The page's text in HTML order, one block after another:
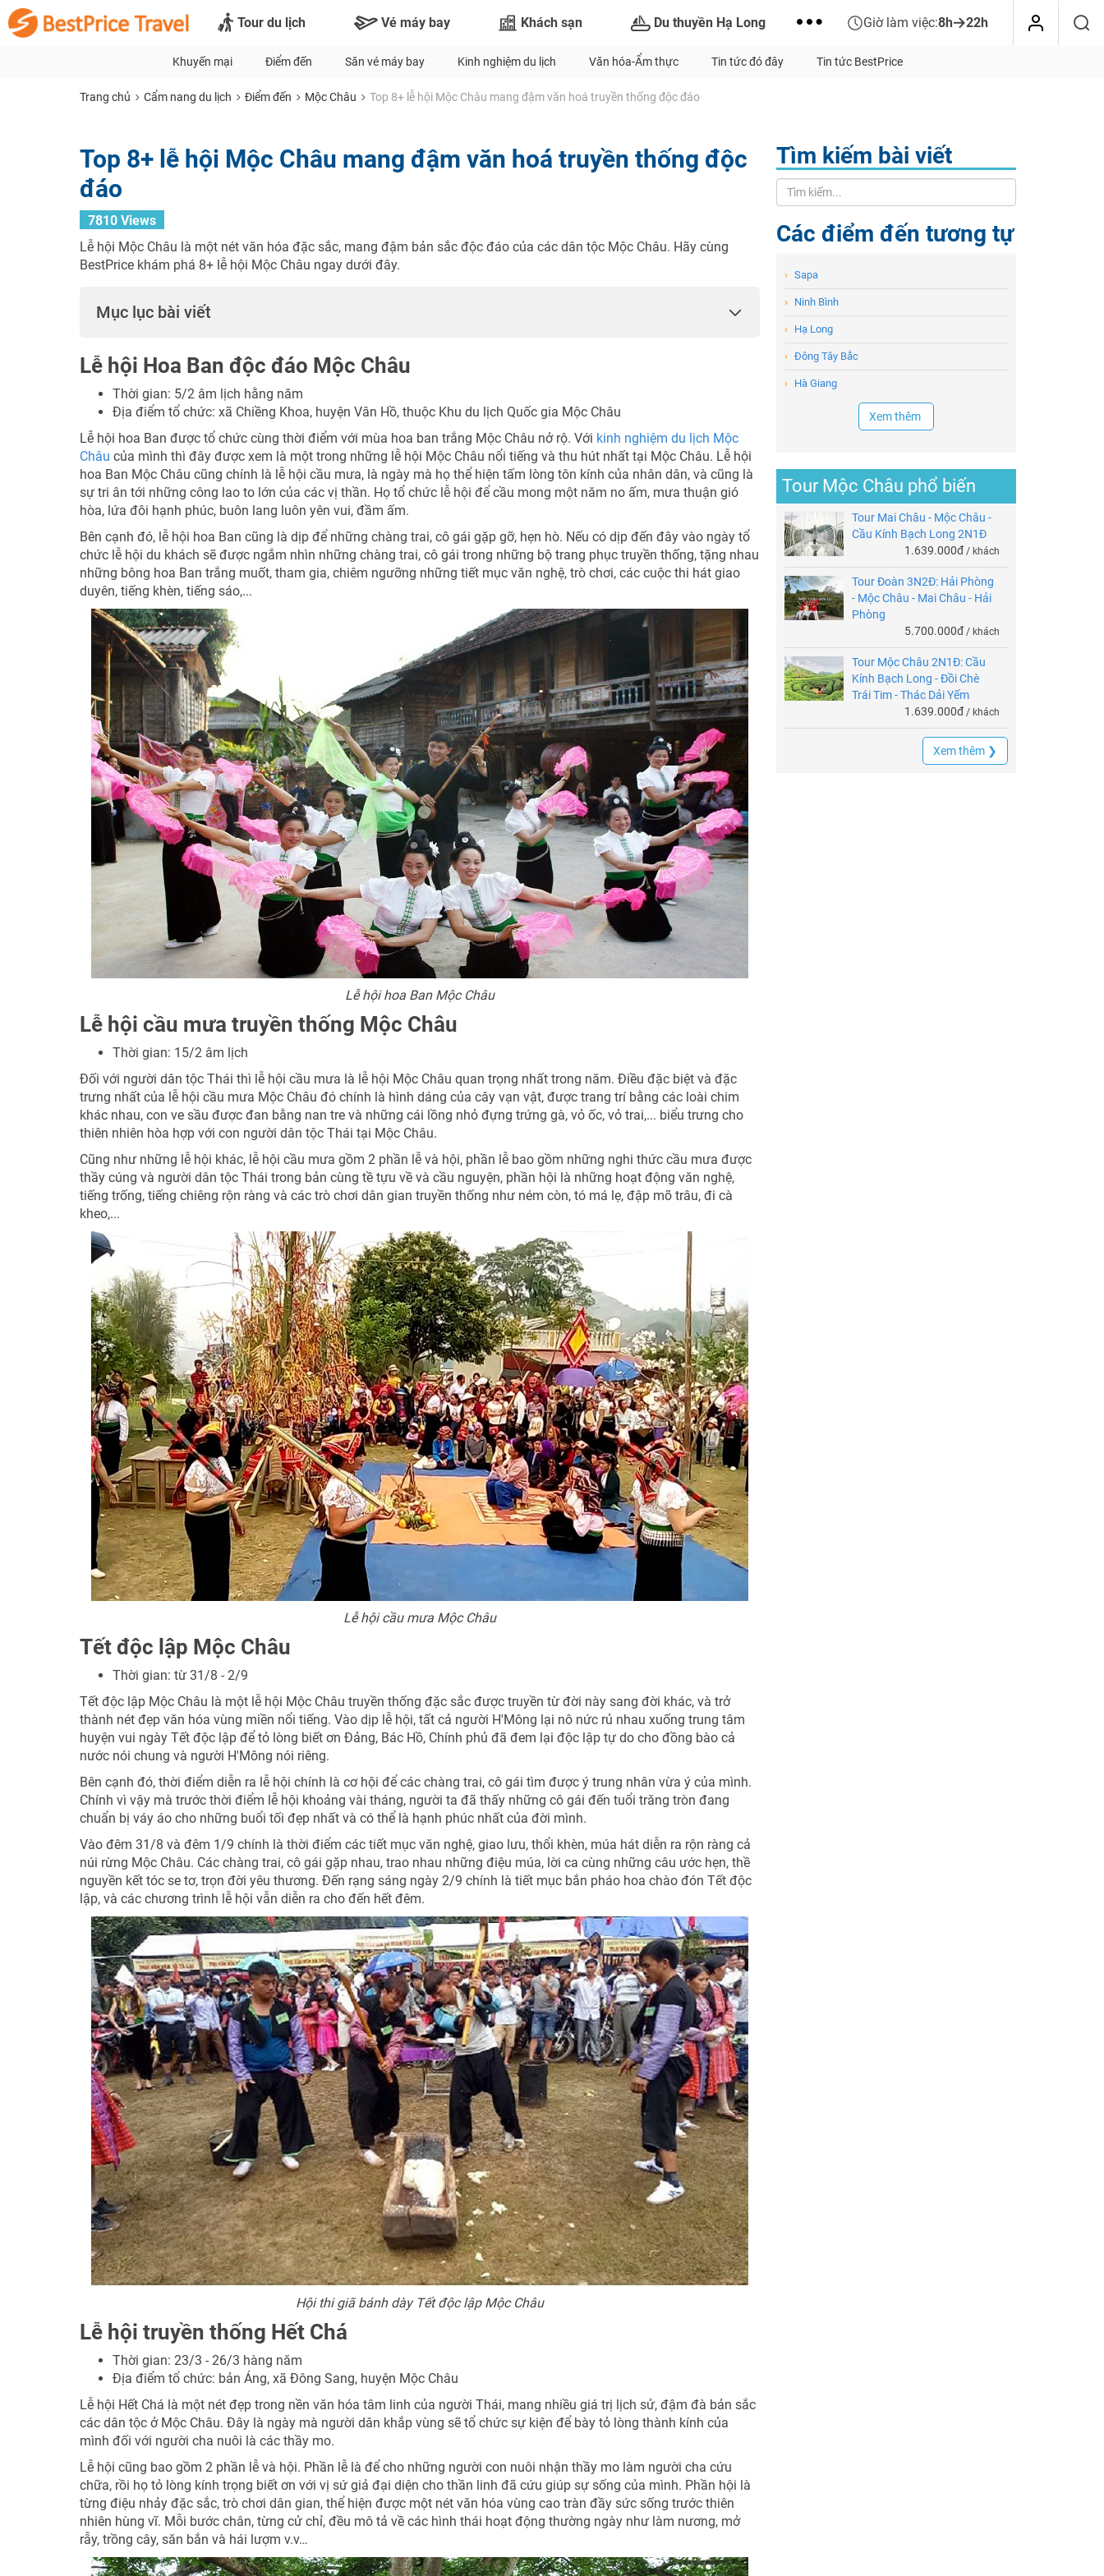
Tour du lịch Vé máy bay Khách sạn Du thuyền Hạ Long Giờ làm việc:8h 22h
Khuyến mại Điểm đến Săn vé máy bay Kinh nghiệm du lịch Văn hóa-Ẩm thực Tin tức đó đây Tin tức BestPrice
Trang chủ Cẩm nang du lịch Điểm đến Mộc Châu Top 8+ lễ hội Mộc Châu mang đậm văn hoá truyền thống độc đáo
Top 8+ lễ hội Mộc Châu mang đậm văn hoá truyền thống độc
đáo
7810 Views
Lễ hội Mộc Châu là một nét văn hóa đặc sắc, mang đậm bản sắc độc đáo của các dân tộc Mộc Châu. Hãy cùng
BestPrice khám phá 8+ lễ hội Mộc Châu ngay dưới đây.
Mục lục bài viết
Lễ hội Hoa Ban độc đáo Mộc Châu
Thời gian: 5/2 âm lịch hằng năm
Địa điểm tổ chức: xã Chiềng Khoa, huyện Vân Hồ, thuộc Khu du lịch Quốc gia Mộc Châu
Lễ hội hoa Ban được tổ chức cùng thời điểm với mùa hoa ban trắng Mộc Châu nở rộ. Với kinh nghiệm du lịch Mộc
Châu của mình thì đây được xem là một trong những lễ hội Mộc Châu nổi tiếng và thu hút nhất tại Mộc Châu. Lễ hội
hoa Ban Mộc Châu cũng chính là lễ hội cầu mưa, là ngày mà họ thể hiện tấm lòng tôn kính của nhân dân, và cũng là
sự tri ân tới những công lao to lớn của các vị thần. Họ tổ chức lễ hội để cầu mong một năm no ấm, mưa thuận gió
hòa, lứa đôi hạnh phúc, buôn lang luôn yên vui, đầm ấm.
Bên cạnh đó, lễ hội hoa Ban cũng là dịp để những chàng trai, cô gái gặp gỡ, hẹn hò. Nếu có dịp đến đây vào ngày tổ
chức lễ hội du khách sẽ được ngắm nhìn những chàng trai, cô gái trong những bộ trang phục truyền thống, tặng nhau
những bông hoa Ban trắng muốt, tham gia, chiêm ngưỡng những tiết mục văn nghệ, trò chơi, các cuộc thi hát giao
duyên, tiếng khèn, tiếng sáo,...
Lễ hội hoa Ban Mộc Châu
Lễ hội cầu mưa truyền thống Mộc Châu
Thời gian: 15/2 âm lịch
Đối với người dân tộc Thái thì lễ hội cầu mưa là lễ hội Mộc Châu quan trọng nhất trong năm. Điều đặc biệt và đặc
trưng nhất của lễ hội cầu mưa Mộc Châu đó chính là hình dáng của cây vạn vật, được trang trí bằng các loài chim
khác nhau, con ve sầu được đan bằng nan tre và những cái lồng nhỏ đựng trứng gà, vỏ ốc, vỏ trai,... biểu trưng cho
thiên nhiên hòa hợp với con người dân tộc Thái tại Mộc Châu.
Cũng như những lễ hội khác, lễ hội cầu mưa gồm 2 phần lễ và hội, phần lễ bao gồm những nghi thức cầu mưa được
thầy cúng và người dân tộc Thái trong bản cùng tề tựu về và cầu nguyện, phần hội là những hoạt động văn nghệ,
tiếng trống, tiếng chiêng rộn ràng và các trò chơi dân gian truyền thống như ném còn, tó má lẹ, đập mõ trâu, đi cà
kheo,...
Lễ hội cầu mưa Mộc Châu
Tết độc lập Mộc Châu
Thời gian: từ 31/8 - 2/9
Tết độc lập Mộc Châu là một lễ hội Mộc Châu truyền thống đặc sắc được truyền từ đời này sang đời khác, và trở
thành nét đẹp văn hóa vùng miền nổi tiếng. Vào dịp lễ hội, tất cả người H'Mông lại nô nức rủ nhau xuống trung tâm
huyện vui ngày Tết độc lập để tỏ lòng biết ơn Đảng, Bác Hồ, Chính phủ đã đem lại độc lập tự do cho đồng bào cả
nước nói chung và người H'Mông nói riêng.
Bên cạnh đó, thời điểm diễn ra lễ hội chính là cơ hội để các chàng trai, cô gái tìm được ý trung nhân vừa ý của mình.
Chính vì vậy mà trước thời điểm lễ hội khoảng vài tháng, người ta đã thấy những cô gái đến tuổi trăng tròn đang
chuẩn bị váy áo cho những buổi tối đẹp nhất và có thể là hạnh phúc nhất của đời mình.
Vào đêm 31/8 và đêm 1/9 chính là thời điểm các tiết mục văn nghệ, giao lưu, thổi khèn, múa hát diễn ra rộn ràng cả
núi rừng Mộc Châu. Các chàng trai, cô gái gặp nhau, trao nhau những điệu múa, lời ca cùng những câu ước hẹn, thề
nguyền kết tóc se tơ, trọn đời yêu thương. Đến rạng sáng ngày 2/9 chính là tiết mục bắn pháo hoa chào đón Tết độc
lập, và các chương trình lễ hội vẫn diễn ra cho đến hết đêm.
Hội thi giã bánh dày Tết độc lập Mộc Châu
Lễ hội truyền thống Hết Chá
Thời gian: 23/3 - 26/3 hàng năm
Địa điểm tổ chức: bản Áng, xã Đông Sang, huyện Mộc Châu
Lễ hội Hết Chá là một nét đẹp trong nền văn hóa tâm linh của người Thái, mang nhiều giá trị lịch sử, đậm đà bản sắc
các dân tộc ở Mộc Châu. Đây là ngày mà người dân khắp vùng sẽ tổ chức sự kiện để bày tỏ lòng thành kính của
mình đối với người cha nuôi là các thầy mo.
Lễ hội cũng bao gồm 2 phần lễ và hội. Phần lễ là để cho những người con nuôi nhận thầy mo làm người cha cứu
chữa, rồi họ tỏ lòng kính trọng biết ơn với vị sứ giả đại diện cho thần linh đã cứu giúp sự sống của mình. Phần hội là
từng điệu nhảy đặc sắc, trò chơi dân gian, thể hiện được một nét văn hóa vùng cao tràn đầy sức sống trước thiên
nhiên hùng vĩ. Mỗi bước chân, từng cử chỉ, đều mô tả về các hình thái hoạt động thường ngày như làm nương, mở
rẫy, trồng cây, săn bắn và hái lượm v.v…
Tìm kiếm bài viết
Các điểm đến tương tự
› Sapa
› Ninh Bình
› Hạ Long
› Đông Tây Bắc
› Hà Giang
Xem thêm
Tour Mộc Châu phổ biến
Tour Mai Châu - Mộc Châu -
Cầu Kính Bạch Long 2N1Đ
1.639.000đ / khách
Tour Đoàn 3N2Đ: Hải Phòng
- Mộc Châu - Mai Châu - Hải
Phòng
5.700.000đ / khách
Tour Mộc Châu 2N1Đ: Cầu
Kính Bạch Long - Đồi Chè
Trái Tim - Thác Dải Yếm
1.639.000đ / khách
Xem thêm ❯
Nhận ưu đãi ngay!
Nhận ưu đãi ngay
TƯ VẤN NGAY
NHẬN ƯU ĐÃI NGAY